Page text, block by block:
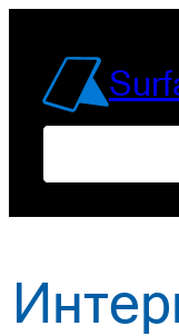
содержимому